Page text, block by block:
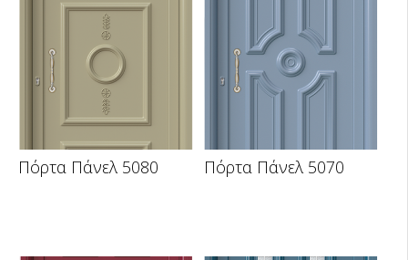
Πόρτα Πάνελ 5080 Πόρτα Πάνελ 5070